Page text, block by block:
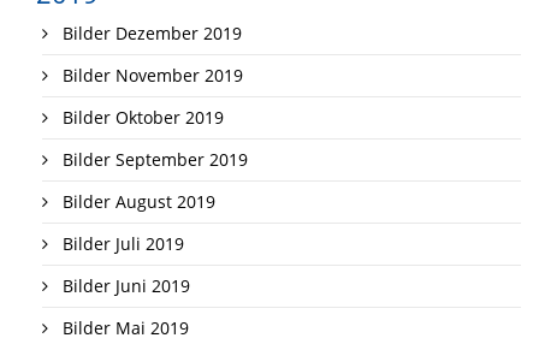
Bilder Dezember 2019
Bilder November 2019
Bilder Oktober 2019
Bilder September 2019
Bilder August 2019
Bilder Juli 2019
Bilder Juni 2019
Bilder Mai 2019